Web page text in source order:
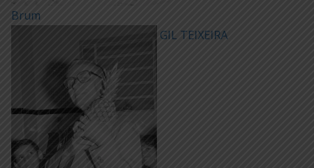
Brum
GIL TEIXEIRA